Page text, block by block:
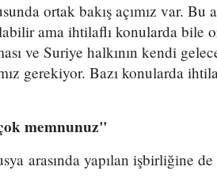
ortak bakış açımız var.
ama ihtilaflı konularda bile
ve Suriye halkının kendi
gerekiyor. Bazı konularda
memnunuz"
arasında yapılan işbirliğine